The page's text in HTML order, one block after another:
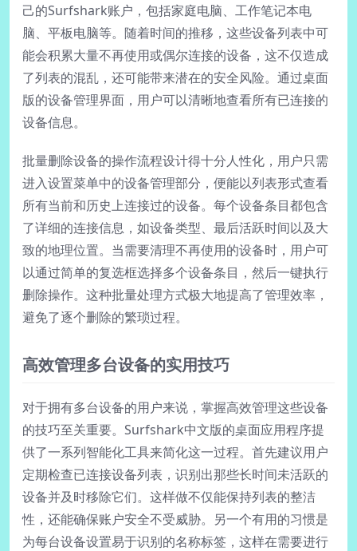
己的Surfshark账户，包括家庭电脑、工作笔记本电
脑、平板电脑等。随着时间的推移，这些设备列表中可
能会积累大量不再使用或偶尔连接的设备，这不仅造成
了列表的混乱，还可能带来潜在的安全风险。通过桌面
版的设备管理界面，用户可以清晰地查看所有已连接的
设备信息。
批量删除设备的操作流程设计得十分人性化，用户只需
进入设置菜单中的设备管理部分，便能以列表形式查看
所有当前和历史上连接过的设备。每个设备条目都包含
了详细的连接信息，如设备类型、最后活跃时间以及大
致的地理位置。当需要清理不再使用的设备时，用户可
以通过简单的复选框选择多个设备条目，然后一键执行
删除操作。这种批量处理方式极大地提高了管理效率，
避免了逐个删除的繁琐过程。
高效管理多台设备的实用技巧
对于拥有多台设备的用户来说，掌握高效管理这些设备
的技巧至关重要。Surfshark中文版的桌面应用程序提
供了一系列智能化工具来简化这一过程。首先建议用户
定期检查已连接设备列表，识别出那些长时间未活跃的
设备并及时移除它们。这样做不仅能保持列表的整洁
性，还能确保账户安全不受威胁。另一个有用的习惯是
为每台设备设置易于识别的名称标签，这样在需要进行